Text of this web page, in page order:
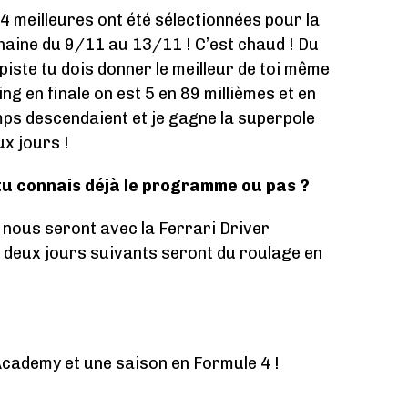
meilleures ont été sélectionnées pour la
du 9/11 au 13/11 ! C’est chaud ! Du
tu dois donner le meilleur de toi même
en finale on est 5 en 89 millièmes et en
descendaient et je gagne la superpole
jours !
connais déjà le programme ou pas ?
seront avec la Ferrari Driver
jours suivants seront du roulage en
et une saison en Formule 4 !